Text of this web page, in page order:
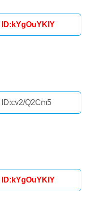
ID:kYgOuYKlY
ID:cv2/Q2Cm5
ID:kYgOuYKlY